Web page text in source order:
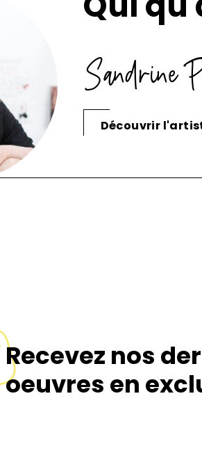
Sandrine
Découvrir
Recevez nos
oeuvres en